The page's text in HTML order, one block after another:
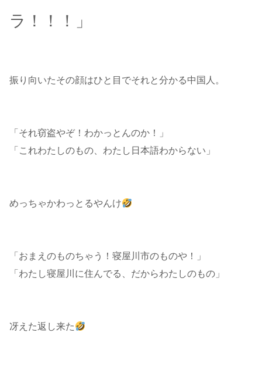
ラ！！！」
振り向いたその顔はひと目でそれと分かる中国人。
「それ窃盗やぞ！わかっとんのか！」
「これわたしのもの、わたし日本語わからない」
めっちゃかわっとるやんけ
「おまえのものちゃう！寝屋川市のものや！」
「わたし寝屋川に住んでる、だからわたしのもの」
冴えた返し来た